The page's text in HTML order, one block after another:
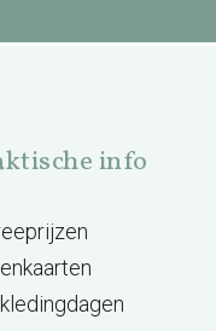
info